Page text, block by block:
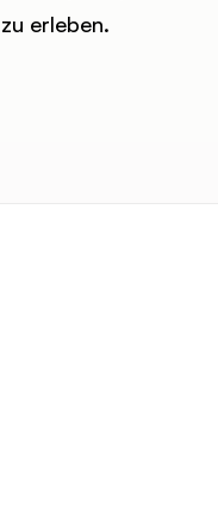
erleben.